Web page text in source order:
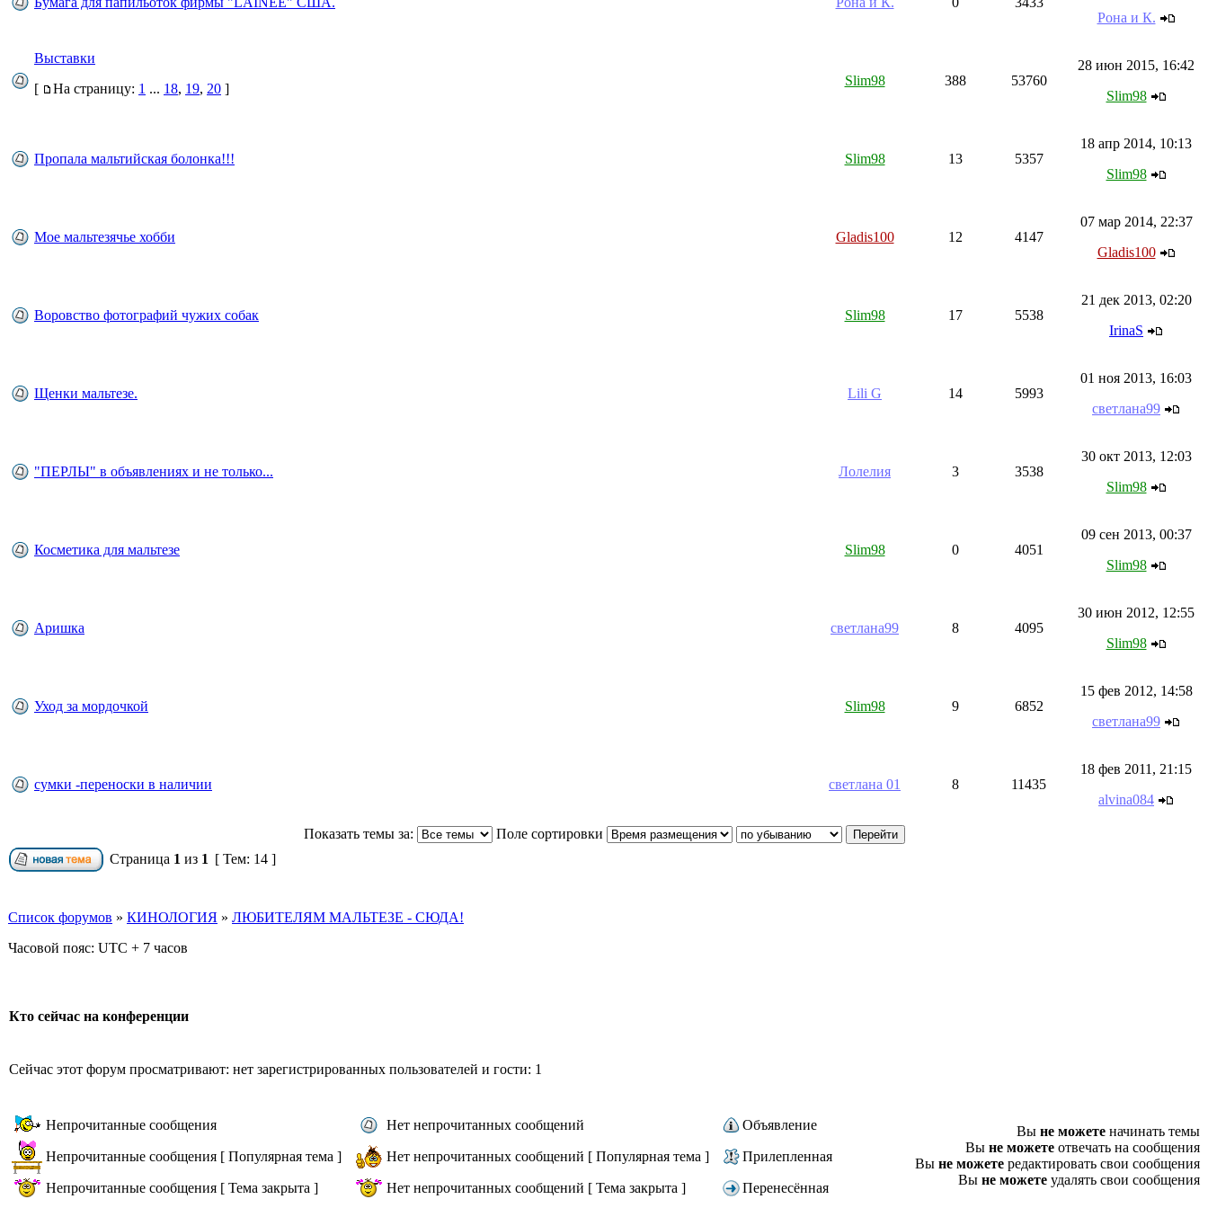
Рона и К.
Выставки
[
На страницу: 1 ... 18, 19, 20 ]
Slim98 388 53760
28 июн 2015, 16:42
Slim98
Пропала мальтийская болонка!!! Slim98 13 5357
18 апр 2014, 10:13
Slim98
Мое мальтезячье хобби Gladis100 12 4147
07 мар 2014, 22:37
Gladis100
Воровство фотографий чужих собак Slim98 17 5538
21 дек 2013, 02:20
IrinaS
Щенки мальтезе. Lili G 14 5993
01 ноя 2013, 16:03
светлана99
"ПЕРЛЫ" в объявлениях и не только... Лолелия 3 3538
30 окт 2013, 12:03
Slim98
Косметика для мальтезе Slim98 0 4051
09 сен 2013, 00:37
Slim98
Аришка светлана99 8 4095
30 июн 2012, 12:55
Slim98
Уход за мордочкой Slim98 9 6852
15 фев 2012, 14:58
светлана99
сумки -переноски в наличии светлана 01 8 11435
18 фев 2011, 21:15
alvina084
Показать темы за:
Поле сортировки
Страница 1 из 1 [ Тем: 14 ]
Список форумов » КИНОЛОГИЯ » ЛЮБИТЕЛЯМ МАЛЬТЕЗЕ - СЮДА!
Часовой пояс: UTC + 7 часов
Кто сейчас на конференции
Сейчас этот форум просматривают: нет зарегистрированных пользователей и гости: 1
Непрочитанные сообщения Нет непрочитанных сообщений Объявление
Непрочитанные сообщения [ Популярная тема ] Нет непрочитанных сообщений [ Популярная тема ] Прилепленная
Непрочитанные сообщения [ Тема закрыта ] Нет непрочитанных сообщений [ Тема закрыта ] Перенесённая
Вы не можете начинать темы
Вы не можете отвечать на сообщения
Вы не можете редактировать свои сообщения
Вы не можете удалять свои сообщения